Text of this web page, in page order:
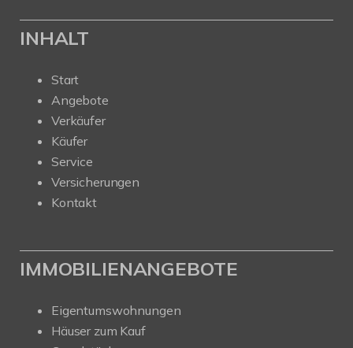
INHALT
Start
Angebote
Verkäufer
Käufer
Service
Versicherungen
Kontakt
IMMOBILIENANGEBOTE
Eigentumswohnungen
Häuser zum Kauf